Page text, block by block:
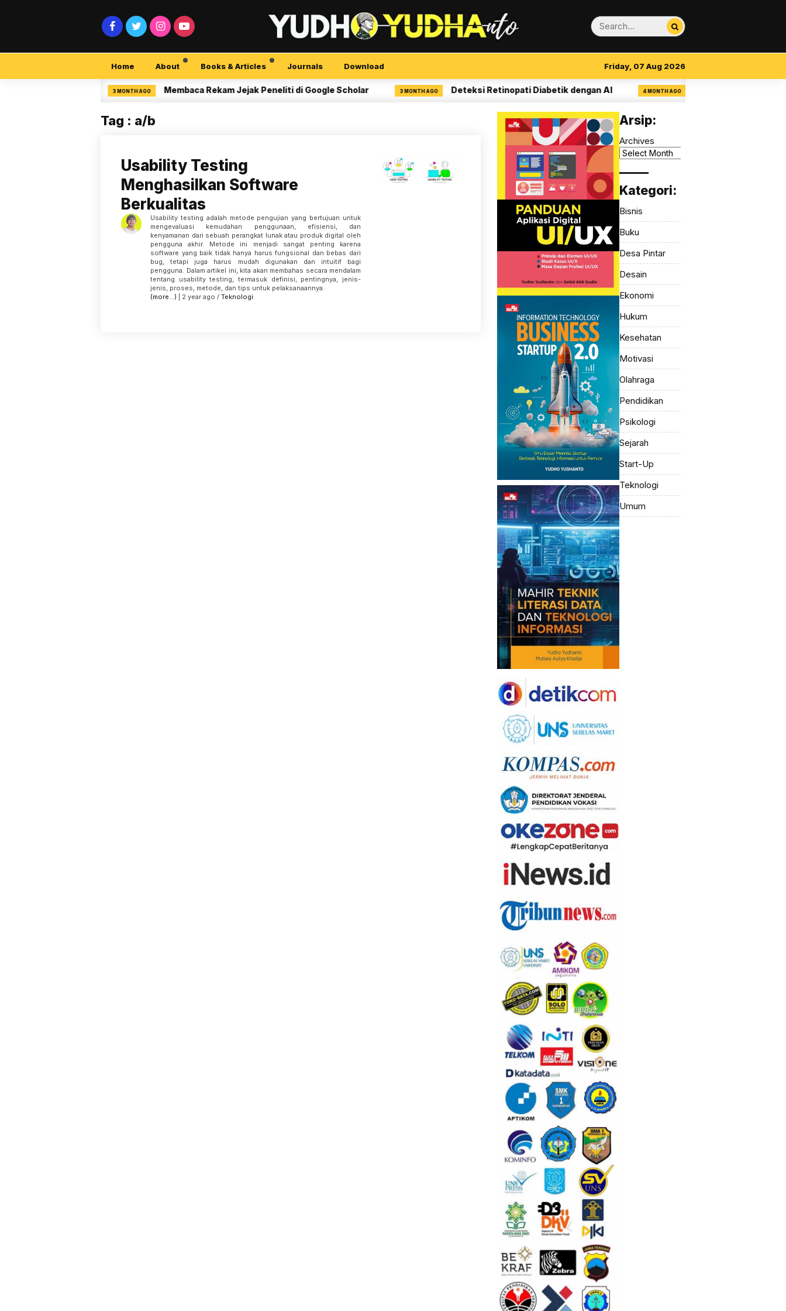
Home About Books & Articles Journals Download Friday, 07 Aug 2026
3 MONTH AGO Membaca Rekam Jejak Peneliti di Google Scholar 3 MONTH AGO Deteksi Retinopati Diabetik dengan AI 4 MONTH AGO 14 Aturan Visual Clarity
Tag : a/b
Usability Testing
Menghasilkan Software
Berkualitas
Usability testing adalah metode pengujian yang bertujuan untuk
mengevaluasi kemudahan penggunaan, efisiensi, dan
kenyamanan dari sebuah perangkat lunak atau produk digital oleh
pengguna akhir. Metode ini menjadi sangat penting karena
software yang baik tidak hanya harus fungsional dan bebas dari
bug, tetapi juga harus mudah digunakan dan intuitif bagi
pengguna. Dalam artikel ini, kita akan membahas secara mendalam
tentang usability testing, termasuk definisi, pentingnya, jenis-
jenis, proses, metode, dan tips untuk pelaksanaannya.
(more…) | 2 year ago / Teknologi
Arsip:
Archives
Kategori:
Bisnis
Buku
Desa Pintar
Desain
Ekonomi
Hukum
Kesehatan
Motivasi
Olahraga
Pendidikan
Psikologi
Sejarah
Start-Up
Teknologi
Umum